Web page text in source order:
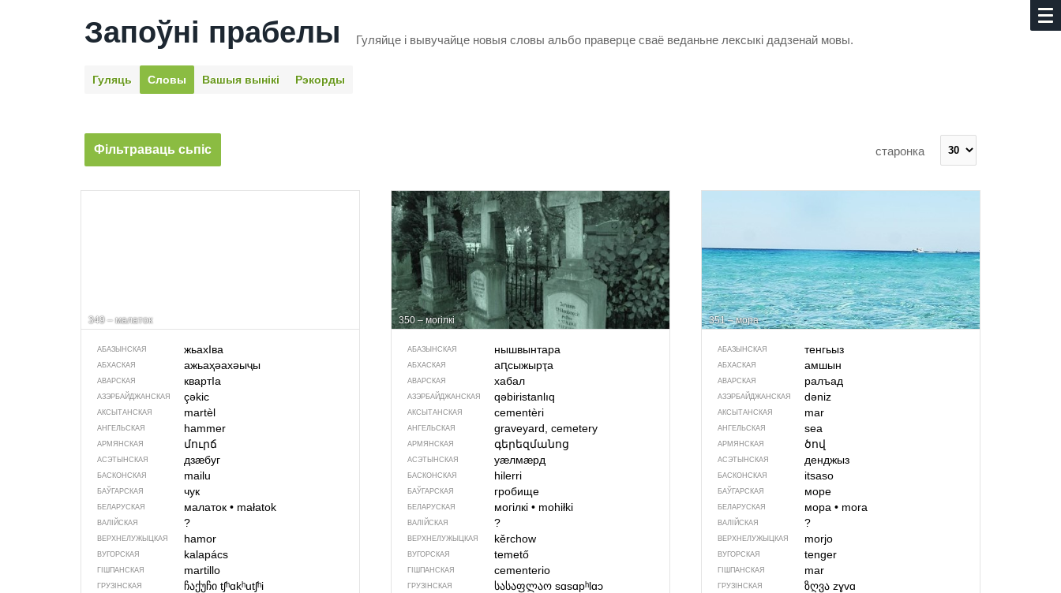
Запоўні прабелы Гуляйце і вывучайце новыя словы альбо праверце сваё веданьне лексыкі дадзенай мовы.
Гуляць Словы Вашыя вынікі Рэкорды
Фільтраваць сьпіс старонка
349 – малаток
АБАЗЫНСКАЯ жьахIва
АБХАСКАЯ ажьаҳәахәыҷы
АВАРСКАЯ квартIа
АЗЭРБАЙДЖАН­СКАЯ çəkic
АКСЫТАНСКАЯ martèl
АНГЕЛЬСКАЯ hammer
АРМЯНСКАЯ մուրճ
АСЭТЫНСКАЯ дзӕбуг
БАСКОНСКАЯ mailu
БАЎГАРСКАЯ чук
БЕЛАРУСКАЯ малаток •małatok
ВАЛІЙСКАЯ ?
ВЕРХНЕЛУЖЫЦКАЯ hamor
ВУГОРСКАЯ kalapács
ГІШПАНСКАЯ martillo
ГРУЗІНСКАЯ ჩაქუჩი tʃʰɑkʰutʃʰi
350 – могілкі
АБАЗЫНСКАЯ нышвынтара
АБХАСКАЯ аԥсыжырҭа
АВАРСКАЯ хабал
АЗЭРБАЙДЖАН­СКАЯ qəbiristanlıq
АКСЫТАНСКАЯ cementèri
АНГЕЛЬСКАЯ graveyard, cemetery
АРМЯНСКАЯ գերեզմանոց
АСЭТЫНСКАЯ уӕлмӕрд
БАСКОНСКАЯ hilerri
БАЎГАРСКАЯ гробище
БЕЛАРУСКАЯ могілкі • mohiłki
ВАЛІЙСКАЯ ?
ВЕРХНЕЛУЖЫЦКАЯ kěrchow
ВУГОРСКАЯ temető
ГІШПАНСКАЯ cementerio
ГРУЗІНСКАЯ სასაფლაო sɑsɑpʰlɑɔ
351 – мора
АБАЗЫНСКАЯ тенгьыз
АБХАСКАЯ амшын
АВАРСКАЯ ралъад
АЗЭРБАЙДЖАН­СКАЯ dəniz
АКСЫТАНСКАЯ mar
АНГЕЛЬСКАЯ sea
АРМЯНСКАЯ ծով
АСЭТЫНСКАЯ денджыз
БАСКОНСКАЯ itsaso
БАЎГАРСКАЯ море
БЕЛАРУСКАЯ мора• mora
ВАЛІЙСКАЯ ?
ВЕРХНЕЛУЖЫЦКАЯ morjo
ВУГОРСКАЯ tenger
ГІШПАНСКАЯ mar
ГРУЗІНСКАЯ ზღვაzɣvɑ